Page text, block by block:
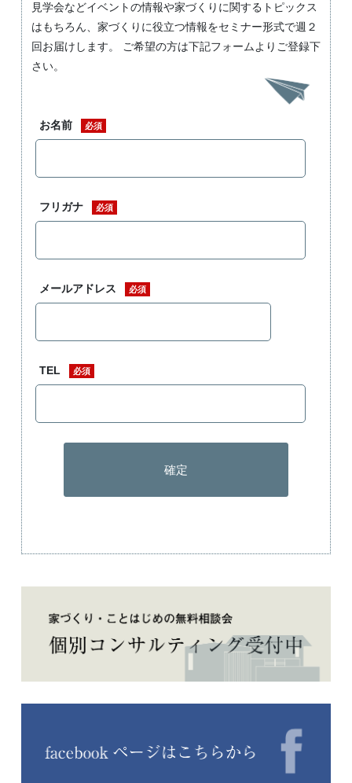
見学会などイベントの情報や家づくりに関するトピックス
はもちろん、家づくりに役立つ情報をセミナー形式で週２
回お届けします。 ご希望の方は下記フォームよりご登録下
さい。
お名前 必須
フリガナ 必須
メールアドレス 必須
TEL 必須